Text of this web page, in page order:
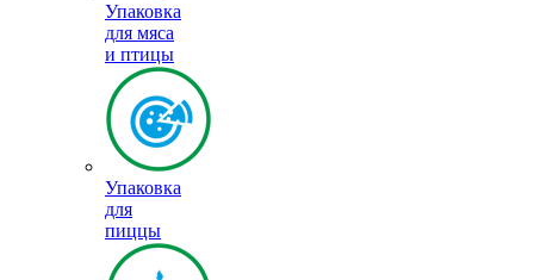
Упаковка
для мяса
и птицы
Упаковка
для
пиццы